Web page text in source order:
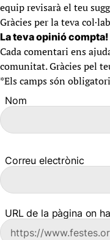
equip revisarà el teu
Gràcies per la teva
La teva opinió compta!
Cada comentari ens
comunitat. Gràcies pel
*Els camps són
Nom
Correu electrònic
URL de la pàgina on